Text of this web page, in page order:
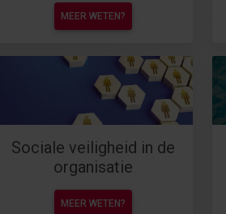
MEER WETEN?
Sociale veiligheid in de
organisatie
MEER WETEN?